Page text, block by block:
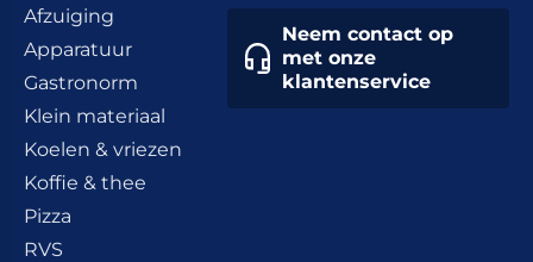
Afzuiging
Apparatuur
Gastronorm
Klein materiaal
Koelen & vriezen
Koffie & thee
Pizza
RVS
Neem contact op
met onze
klantenservice